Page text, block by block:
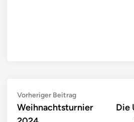
Beitragsnavigation
Vorheriger BeitragPrevious
article:
Weihnachtsturnier
Die